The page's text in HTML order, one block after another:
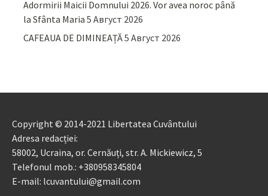
Adormirii Maicii Domnului 2026. Vor avea noroc până
la Sfânta Maria 5 Август 2026
CAFEAUA DE DIMINEAȚĂ5 Август 2026
Copyright © 2014-2021 Libertatea Cuvântului
Adresa redacției:
58002, Ucraina, or. Cernăuți, str. A. Mickiewicz, 5
Telefonul mob.: +380958345804
E-mail: lcuvantului@gmail.com